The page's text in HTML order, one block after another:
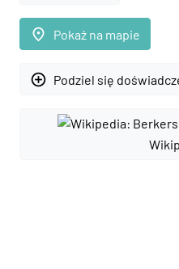
place Pokaż na mapie
add_circle_outline Podziel się